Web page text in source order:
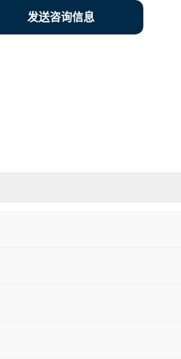
发送咨询信息